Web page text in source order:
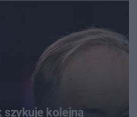
szykuje kolejną